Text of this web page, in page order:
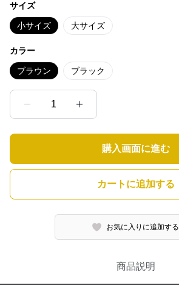
サイズ
小サイズ 大サイズ
カラー
ブラウン ブラック
1
購入画面に進む
カートに追加する
お気に入りに追加する
商品説明